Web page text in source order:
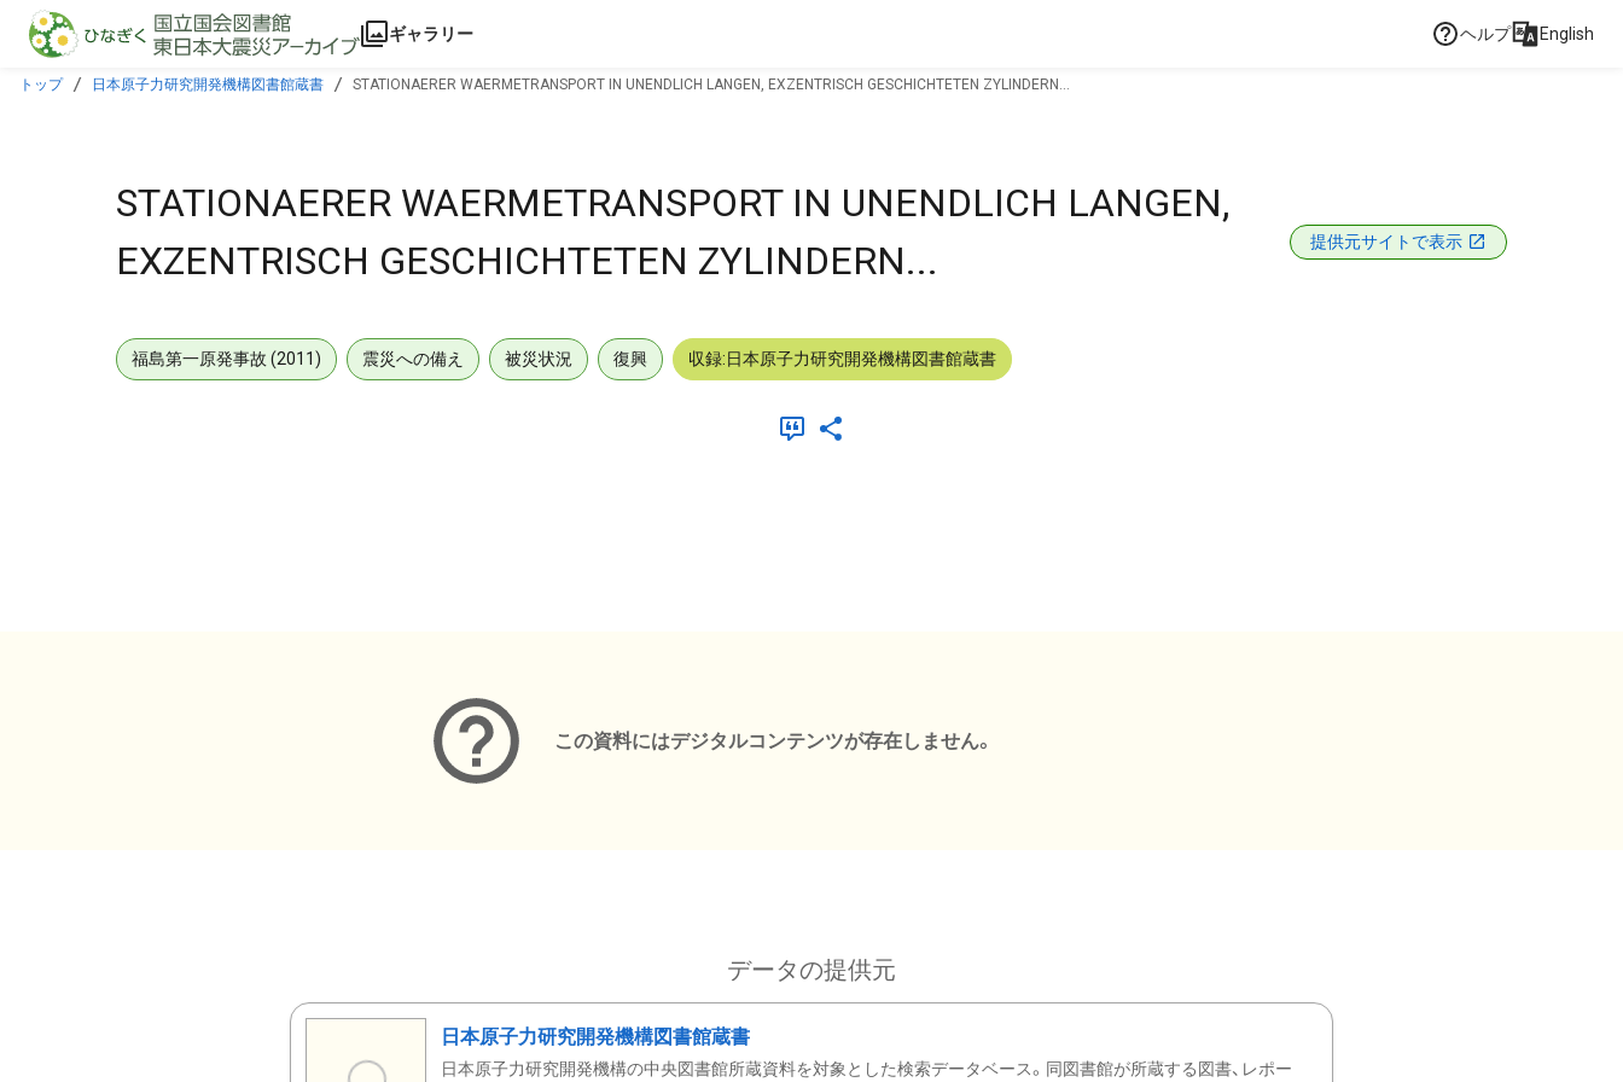
本文に飛ぶ
ギャラリー ヘルプ English
トップ 日本原子力研究開発機構図書館蔵書 STATIONAERER WAERMETRANSPORT IN UNENDLICH LANGEN, EXZENTRISCH GESCHICHTETEN ZYLINDERN...
STATIONAERER WAERMETRANSPORT IN UNENDLICH LANGEN,
EXZENTRISCH GESCHICHTETEN ZYLINDERN...
提供元サイトで表示
福島第一原発事故 (2011) 震災への備え 被災状況 復興 収録:日本原子力研究開発機構図書館蔵書
この資料にはデジタルコンテンツが存在しません。
データの提供元
日本原子力研究開発機構図書館蔵書
日本原子力研究開発機構の中央図書館所蔵資料を対象とした検索データベース。同図書館が所蔵する図書、レポー